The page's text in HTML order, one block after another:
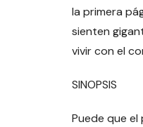
la primera
sienten
vivir con el
SINOPSIS
Puede que